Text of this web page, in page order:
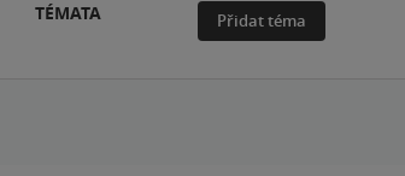
TÉMATA
Přidat téma